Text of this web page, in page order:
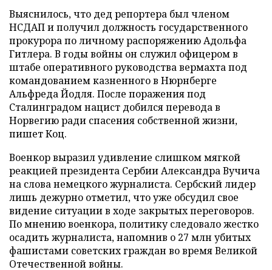
Выяснилось, что дед репортера был членом
НСДАП и получил должность государственного
прокурора по личному распоряжению Адольфа
Гитлера. В годы войны он служил офицером в
штабе оперативного руководства вермахта под
командованием казненного в Нюрнберге
Альфреда Йодля. После поражения под
Сталинградом нацист добился перевода в
Норвегию ради спасения собственной жизни,
пишет Коц.
Военкор выразил удивление слишком мягкой
реакцией президента Сербии Александра Вучича
на слова немецкого журналиста. Сербский лидер
лишь дежурно отметил, что уже обсудил свое
видение ситуации в ходе закрытых переговоров.
По мнению военкора, политику следовало жестко
осадить журналиста, напомнив о 27 млн убитых
фашистами советских граждан во время Великой
Отечественной войны.